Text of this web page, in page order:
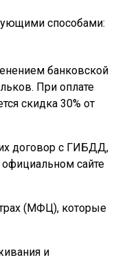
способами:
банковской
При оплате
скидка 30% от
договор с ГИБДД,
сайте
(МФЦ), которые
и